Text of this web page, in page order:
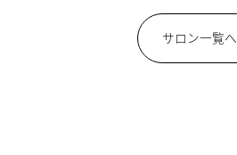
サロン一覧へ